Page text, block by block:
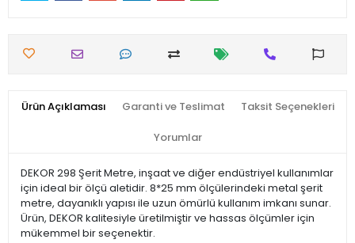
Ürün Açıklaması Garanti ve Teslimat Taksit Seçenekleri
Yorumlar
DEKOR 298 Şerit Metre, inşaat ve diğer endüstriyel kullanımlar
için ideal bir ölçü aletidir. 8*25 mm ölçülerindeki metal şerit
metre, dayanıklı yapısı ile uzun ömürlü kullanım imkanı sunar.
Ürün, DEKOR kalitesiyle üretilmiştir ve hassas ölçümler için
mükemmel bir seçenektir.